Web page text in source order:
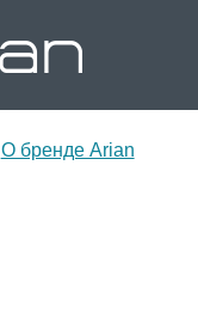
О бренде Arian